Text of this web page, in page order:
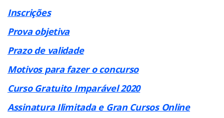
Inscrições
Prova objetiva
Prazo de validade
Motivos para fazer o concurso
Curso Gratuito Imparável 2020
Assinatura Ilimitada e Gran Cursos Online